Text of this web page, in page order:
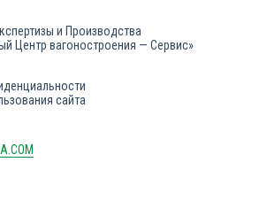
и Производства
Центр вагоностроения — Сервис»
сайта